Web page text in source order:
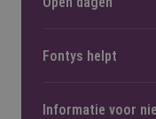
Fontys helpt
Informatie voor